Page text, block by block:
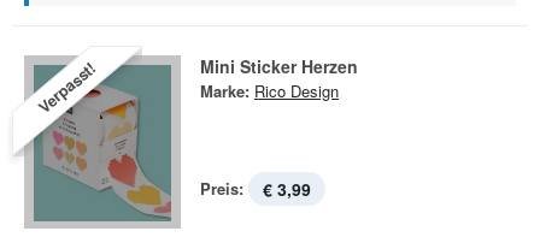
Verpasst! Mini Sticker Herzen
Marke: Rico Design
Preis: € 3,99